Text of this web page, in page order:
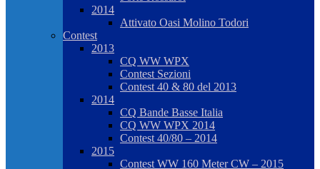
2014
Attivato Oasi Molino Todori
Contest
2013
CQ WW WPX
Contest Sezioni
Contest 40 & 80 del 2013
2014
CQ Bande Basse Italia
CQ WW WPX 2014
Contest 40/80 – 2014
2015
Contest WW 160 Meter CW – 2015